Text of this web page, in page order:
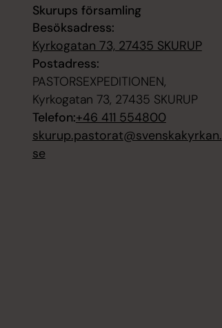
Skurups församling
Besöksadress:
Kyrkogatan 73, 27435 SKURUP
Postadress:
PASTORSEXPEDITIONEN,
Kyrkogatan 73, 27435 SKURUP
Telefon:+46 411 554800
skurup.pastorat@svenskakyrkan.
se